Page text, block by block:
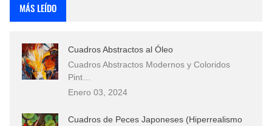
Que significan los cuadros de negras africanas?
El mundo del arte en pintura surrealista
MÁS LEÍDO
Cuadros Abstractos al Óleo
Cuadros Abstractos Modernos y Coloridos
Pint…
Enero 03, 2024
Cuadros de Peces Japoneses (Hiperrealismo